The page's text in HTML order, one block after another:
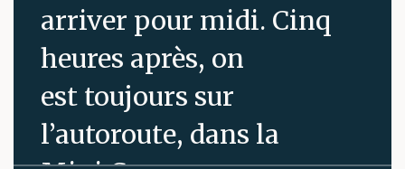
arriver pour midi. Cinq
heures après, on
est toujours sur
l’autoroute, dans la